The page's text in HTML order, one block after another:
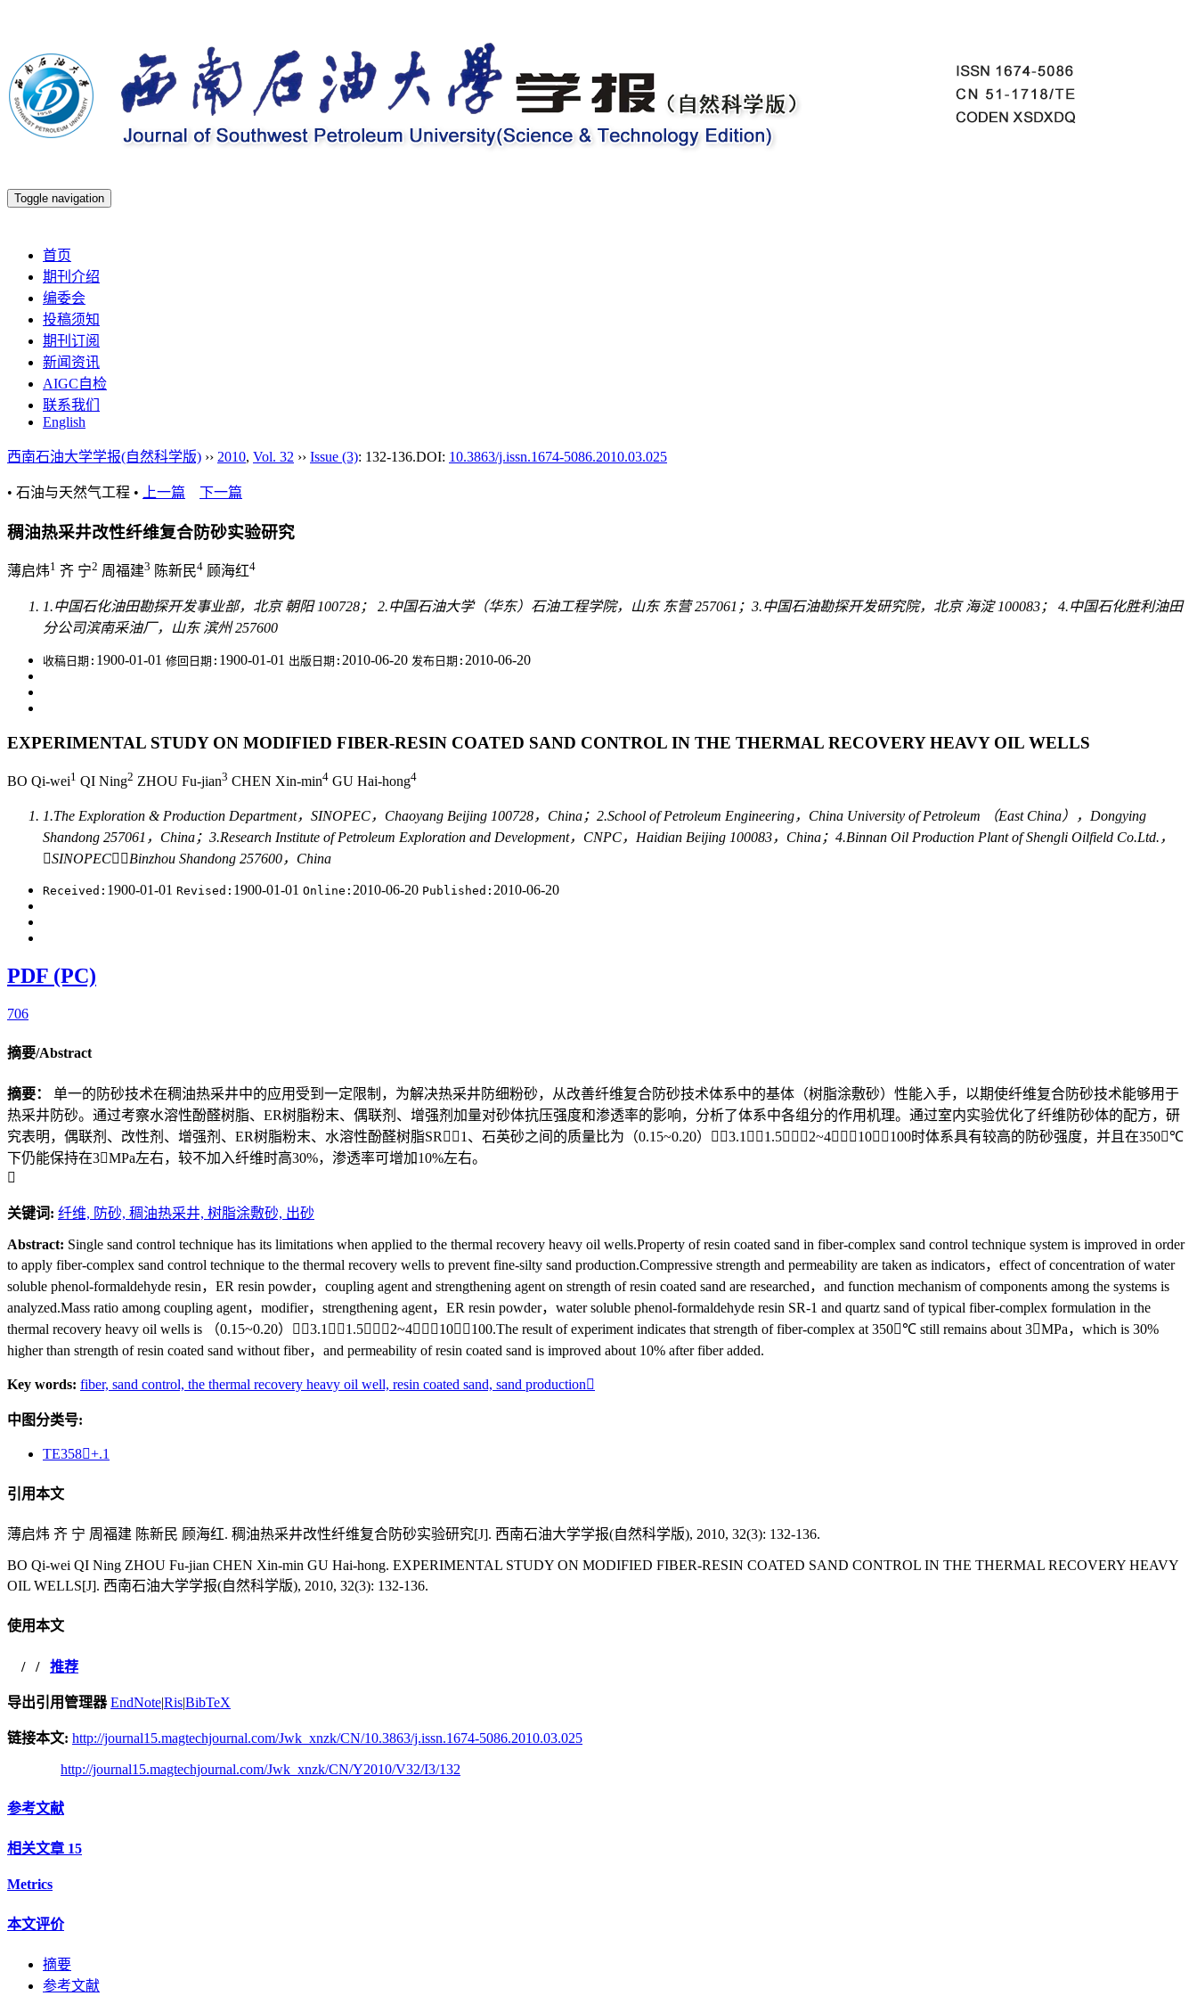
Toggle navigation
首页
期刊介绍
编委会
投稿须知
期刊订阅
新闻资讯
AIGC自检
联系我们
English
西南石油大学学报(自然科学版) ›› 2010, Vol. 32 ›› Issue (3): 132-136.DOI: 10.3863/j.issn.1674-5086.2010.03.025
• 石油与天然气工程 • 上一篇 下一篇
稠油热采井改性纤维复合防砂实验研究
薄启炜1 齐 宁2 周福建3 陈新民4 顾海红4
1.中国石化油田勘探开发事业部，北京 朝阳 100728； 2.中国石油大学（华东）石油工程学院，山东 东营 257061；3.中国石油勘探开发研究院，北京 海淀 100083； 4.中国石化胜利油田
分公司滨南采油厂，山东 滨州 257600
收稿日期: 1900-01-01 修回日期: 1900-01-01 出版日期: 2010-06-20 发布日期: 2010-06-20
EXPERIMENTAL STUDY ON MODIFIED FIBER-RESIN COATED SAND CONTROL IN THE THERMAL RECOVERY HEAVY OIL WELLS
BO Qi-wei1 QI Ning2 ZHOU Fu-jian3 CHEN Xin-min4 GU Hai-hong4
1.The Exploration & Production Department，SINOPEC，Chaoyang Beijing 100728，China；2.School of Petroleum Engineering，China University of Petroleum （East China），Dongying
Shandong 257061，China；3.Research Institute of Petroleum Exploration and Development，CNPC，Haidian Beijing 100083，China；4.Binnan Oil Production Plant of Shengli Oilfield Co.Ltd.，
SINOPEC，Binzhou Shandong 257600，China
Received: 1900-01-01 Revised: 1900-01-01 Online: 2010-06-20 Published: 2010-06-20
PDF (PC)
706
摘要/Abstract
摘要： 单一的防砂技术在稠油热采井中的应用受到一定限制，为解决热采井防细粉砂，从改善纤维复合防砂技术体系中的基体（树脂涂敷砂）性能入手，以期使纤维复合防砂技术能够用于
热采井防砂。通过考察水溶性酚醛树脂、ER树脂粉末、偶联剂、增强剂加量对砂体抗压强度和渗透率的影响，分析了体系中各组分的作用机理。通过室内实验优化了纤维防砂体的配方，研
究表明，偶联剂、改性剂、增强剂、ER树脂粉末、水溶性酚醛树脂SR1、石英砂之间的质量比为（0.15~0.20）∶3.1∶1.5∶（2~4）∶10∶100时体系具有较高的防砂强度，并且在350℃
下仍能保持在3MPa左右，较不加入纤维时高30%，渗透率可增加10%左右。

关键词: 纤维, 防砂, 稠油热采井, 树脂涂敷砂, 出砂
Abstract: Single sand control technique has its limitations when applied to the thermal recovery heavy oil wells.Property of resin coated sand in fiber-complex sand control technique system is improved in order
to apply fiber-complex sand control technique to the thermal recovery wells to prevent fine-silty sand production.Compressive strength and permeability are taken as indicators，effect of concentration of water
soluble phenol-formaldehyde resin，ER resin powder，coupling agent and strengthening agent on strength of resin coated sand are researched，and function mechanism of components among the systems is
analyzed.Mass ratio among coupling agent，modifier，strengthening agent，ER resin powder，water soluble phenol-formaldehyde resin SR-1 and quartz sand of typical fiber-complex formulation in the
thermal recovery heavy oil wells is （0.15~0.20）∶3.1∶1.5∶（2~4）∶10∶100.The result of experiment indicates that strength of fiber-complex at 350℃ still remains about 3MPa，which is 30%
higher than strength of resin coated sand without fiber，and permeability of resin coated sand is improved about 10% after fiber added.
Key words: fiber, sand control, the thermal recovery heavy oil well, resin coated sand, sand production
中图分类号:
TE358+.1
引用本文
薄启炜 齐 宁 周福建 陈新民 顾海红. 稠油热采井改性纤维复合防砂实验研究[J]. 西南石油大学学报(自然科学版), 2010, 32(3): 132-136.
BO Qi-wei QI Ning ZHOU Fu-jian CHEN Xin-min GU Hai-hong. EXPERIMENTAL STUDY ON MODIFIED FIBER-RESIN COATED SAND CONTROL IN THE THERMAL RECOVERY HEAVY
OIL WELLS[J]. 西南石油大学学报(自然科学版), 2010, 32(3): 132-136.
使用本文
/ / 推荐
导出引用管理器 EndNote|Ris|BibTeX
链接本文: http://journal15.magtechjournal.com/Jwk_xnzk/CN/10.3863/j.issn.1674-5086.2010.03.025
http://journal15.magtechjournal.com/Jwk_xnzk/CN/Y2010/V32/I3/132
参考文献
相关文章 15
Metrics
本文评价
摘要
参考文献